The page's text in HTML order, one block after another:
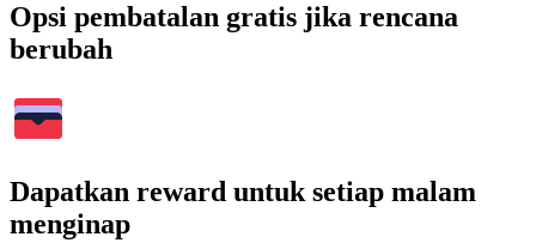
Opsi pembatalan gratis jika rencana
berubah
Dapatkan reward untuk setiap malam
menginap